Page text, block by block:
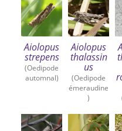
Aiolopus
strepens
(Oedipode
automnal)
Aiolopus
thalassin
us
(Oedipode
émeraudine
)